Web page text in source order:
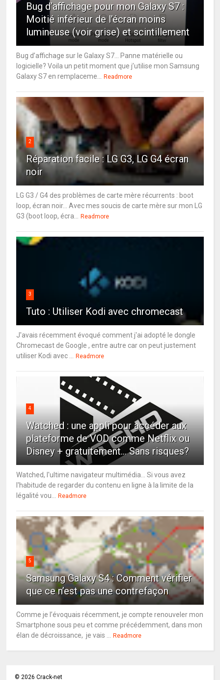
Bug d’affichage pour mon Galaxy S7 :
Moitié inférieur de l’écran moins
lumineuse (voir grise) et scintillement
Bug d’affichage sur le Galaxy S7… Panne matérielle ou
logicielle? Voila un petit moment que j’utilise mon Samsung
Galaxy S7 en remplaceme... Readmore
2
Réparation facile : LG G3, LG G4 écran
noir
LG G3 / G4 des problèmes de carte mère récurrents : boot
loop, écran noir... Avec mes soucis de carte mère sur mon LG
G3 (boot loop, écra... Readmore
3
Tuto : Utiliser Kodi avec chromecast
J'avais récemment évoqué comment j'ai adopté le dongle
Chromecast de Google , entre autre car on peut justement
utiliser Kodi avec ... Readmore
4
Watched : une appli pour accéder aux
plateforme de VOD comme Netflix ou
Disney + gratuitement... Sans risques?
Watched, l'ultime navigateur multimédia... Si vous avez
l'habitude de regarder du contenu en ligne à la limite de la
légalité vou... Readmore
5
Samsung Galaxy S4 : Comment vérifier
que ce n’est pas une contrefaçon
Comme je l’évoquais récemment, je compte renouveler mon
Smartphone sous peu et comme précédemment, dans mon
élan de décroissance, je vais ... Readmore
©2026 Crack-net